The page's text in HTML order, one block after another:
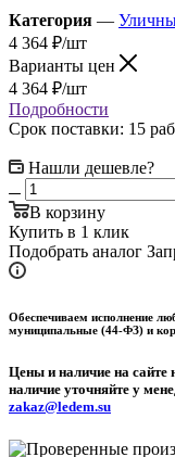
Категория —
4 364 ₽/шт
Варианты цен
4 364 ₽/шт
Подробности
Срок поставки: 15
Нашли дешевле?
В корзину
Купить в 1 клик
Подобрать аналог
Обеспечиваем исполнение
муниципальные (44-ФЗ) и
Цены и наличие на сайте
наличие уточняйте у
zakaz@ledem.su